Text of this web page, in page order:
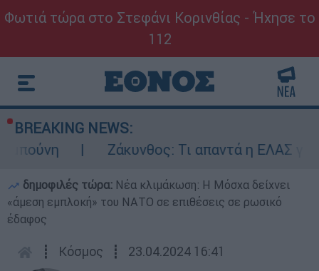
Φωτιά τώρα στο Στεφάνι Κορινθίας - Ήχησε το
112
BREAKING NEWS:
Ζάκυνθος: Τι απαντά η ΕΛΑΣ για
δημοφιλές τώρα: Νέα κλιμάκωση: Η Μόσχα δείχνει
«άμεση εμπλοκή» του ΝΑΤΟ σε επιθέσεις σε ρωσικό
έδαφος
┋ Κόσμος ┋ 23.04.2024 16:41